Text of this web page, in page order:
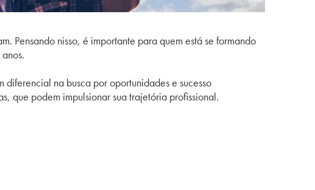
Pensando nisso, é importante para quem está se formando
na busca por oportunidades e sucesso
que podem impulsionar sua trajetória profissional.